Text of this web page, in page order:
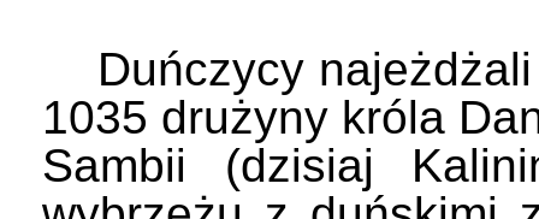
Duńczycy najeżdżali
1035 drużyny króla
Sambii (dzisiaj